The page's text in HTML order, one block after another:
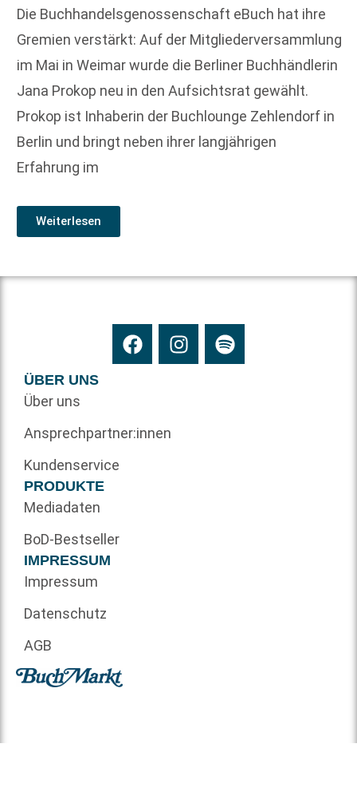
Die Buchhandelsgenossenschaft eBuch hat ihre
Gremien verstärkt: Auf der Mitgliederversammlung
im Mai in Weimar wurde die Berliner Buchhändlerin
Jana Prokop neu in den Aufsichtsrat gewählt.
Prokop ist Inhaberin der Buchlounge Zehlendorf in
Berlin und bringt neben ihrer langjährigen
Erfahrung im
Weiterlesen
ÜBER UNS
Über uns
Ansprechpartner:innen
Kundenservice
PRODUKTE
Mediadaten
BoD-Bestseller
IMPRESSUM
Impressum
Datenschutz
AGB